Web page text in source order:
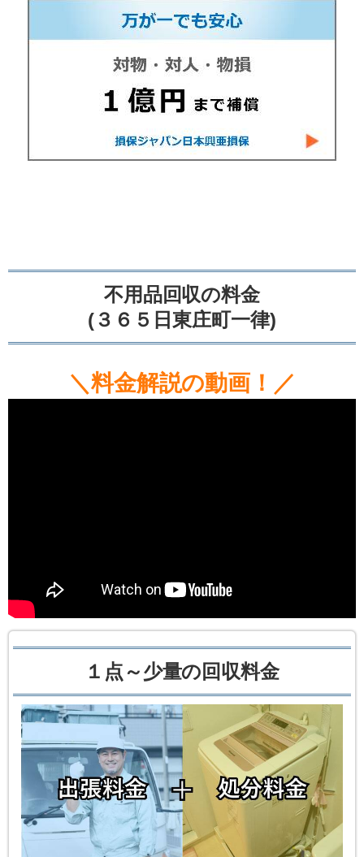
不用品回収の料金
(３６５日東庄町一律)
＼料金解説の動画！／
１点～少量の回収料金